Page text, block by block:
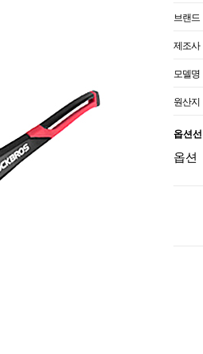
브랜드
제조사
모델명
원산지
옵션
옵션